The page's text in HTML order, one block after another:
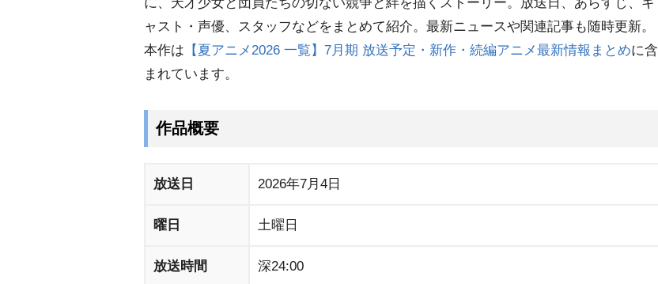
ャスト・声優、スタッフなどをまとめて紹介。最新ニュースや関連記事も随時更新。
本作は 【夏アニメ2026 一覧】7月期 放送予定・新作・続編アニメ最新情報まとめに含
まれています。
作品概要
放送日 2026年7月4日
曜日 土曜日
放送時間 深24:00